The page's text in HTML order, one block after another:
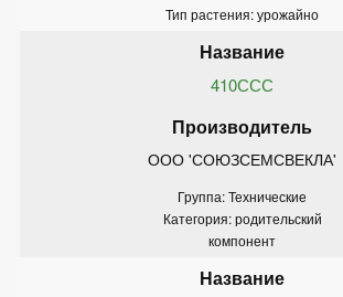
Тип растения: урожайно
410ССС
ООО 'СОЮЗСЕМСВЕКЛА'
Группа: Технические
Категория: родительский
компонент